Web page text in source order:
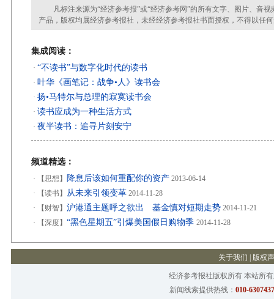
凡标注来源为“经济参考报”或“经济参考网”的所有文字、图片、音视
产品，版权均属经济参考报社，未经经济参考报社书面授权，不得以任
集成阅读：
· “不读书”与数字化时代的读书
· 叶华《画笔记：战争•人》读书会
· 扬•马特尔与总理的寂寞读书会
· 读书应成为一种生活方式
· 夜半读书：追寻片刻安宁
频道精选：
· 【思想】 降息后该如何重配你的资产 2013-06-14
·
【读书】 从未来引领变革 2014-11-28
·
【财智】 沪港通主题呼之欲出 基金慎对短期走势 2014-11-21
·
【深度】 “黑色星期五”引爆美国假日购物季 2014-11-28
关于我们 版权
经济参考报社版权所有 本站所
新闻线索提供热线： 010-